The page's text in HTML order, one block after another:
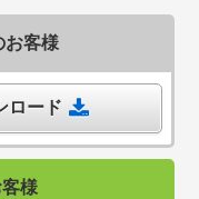
お客様
ロード
様